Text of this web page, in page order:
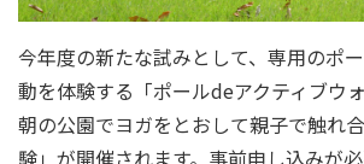
今年度の新たな試みとして、専用のポ
動を体験する「ポールdeアクティブウ
朝の公園でヨガをとおして親子で触れ
験」が開催されます。事前申し込みが